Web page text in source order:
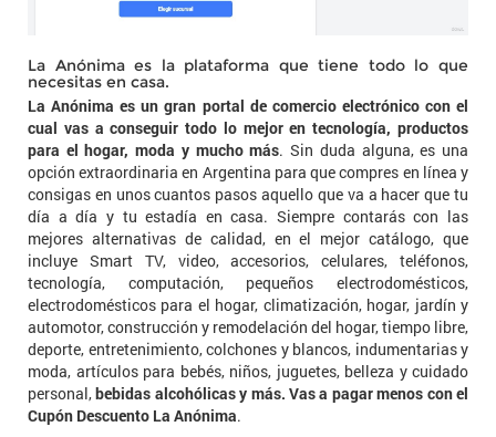
La Anónima es la plataforma que tiene todo lo que
necesitas en casa.
La Anónima es un gran portal de comercio electrónico con el
cual vas a conseguir todo lo mejor en tecnología, productos
para el hogar, moda y mucho más. Sin duda alguna, es una
opción extraordinaria en Argentina para que compres en línea y
consigas en unos cuantos pasos aquello que va a hacer que tu
día a día y tu estadía en casa. Siempre contarás con las
mejores alternativas de calidad, en el mejor catálogo, que
incluye Smart TV, video, accesorios, celulares, teléfonos,
tecnología, computación, pequeños electrodomésticos,
electrodomésticos para el hogar, climatización, hogar, jardín y
automotor, construcción y remodelación del hogar, tiempo libre,
deporte, entretenimiento, colchones y blancos, indumentarias y
moda, artículos para bebés, niños, juguetes, belleza y cuidado
personal,bebidas alcohólicas y más. Vas a pagar menos con el
Cupón Descuento La Anónima.